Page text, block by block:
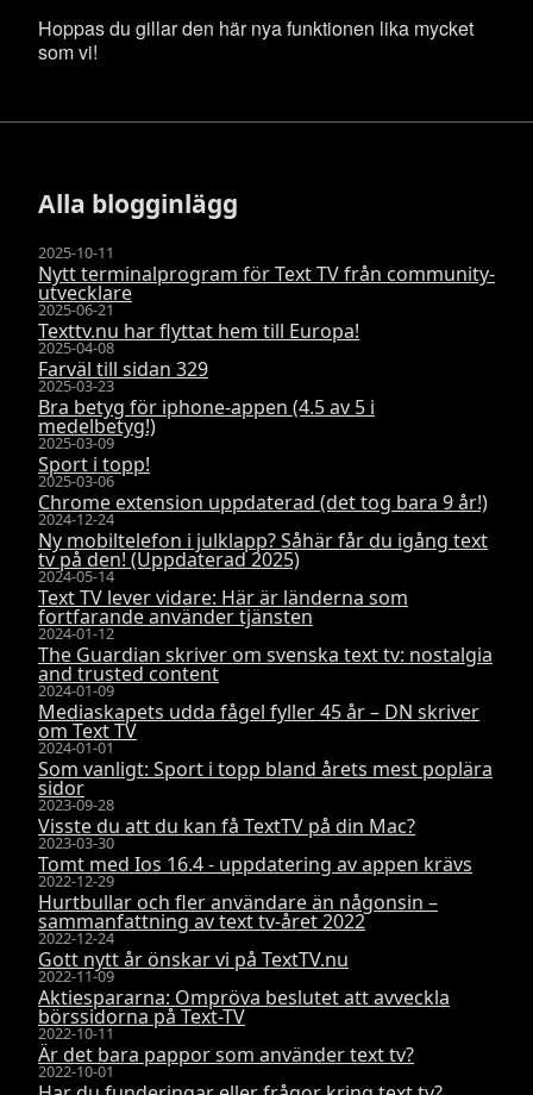
Hoppas du gillar den här nya funktionen lika mycket
som vi!
Alla blogginlägg
2025-10-11
Nytt terminalprogram för Text TV från community-
utvecklare
2025-06-21
Texttv.nu har flyttat hem till Europa!
2025-04-08
Farväl till sidan 329
2025-03-23
Bra betyg för iphone-appen (4.5 av 5 i
medelbetyg!)
2025-03-09
Sport i topp!
2025-03-06
Chrome extension uppdaterad (det tog bara 9 år!)
2024-12-24
Ny mobiltelefon i julklapp? Såhär får du igång text
tv på den! (Uppdaterad 2025)
2024-05-14
Text TV lever vidare: Här är länderna som
fortfarande använder tjänsten
2024-01-12
The Guardian skriver om svenska text tv: nostalgia
and trusted content
2024-01-09
Mediaskapets udda fågel fyller 45 år – DN skriver
om Text TV
2024-01-01
Som vanligt: Sport i topp bland årets mest poplära
sidor
2023-09-28
Visste du att du kan få TextTV på din Mac?
2023-03-30
Tomt med Ios 16.4 - uppdatering av appen krävs
2022-12-29
Hurtbullar och fler användare än någonsin –
sammanfattning av text tv-året 2022
2022-12-24
Gott nytt år önskar vi på TextTV.nu
2022-11-09
Aktiespararna: Ompröva beslutet att avveckla
börssidorna på Text-TV
2022-10-11
Är det bara pappor som använder text tv?
2022-10-01